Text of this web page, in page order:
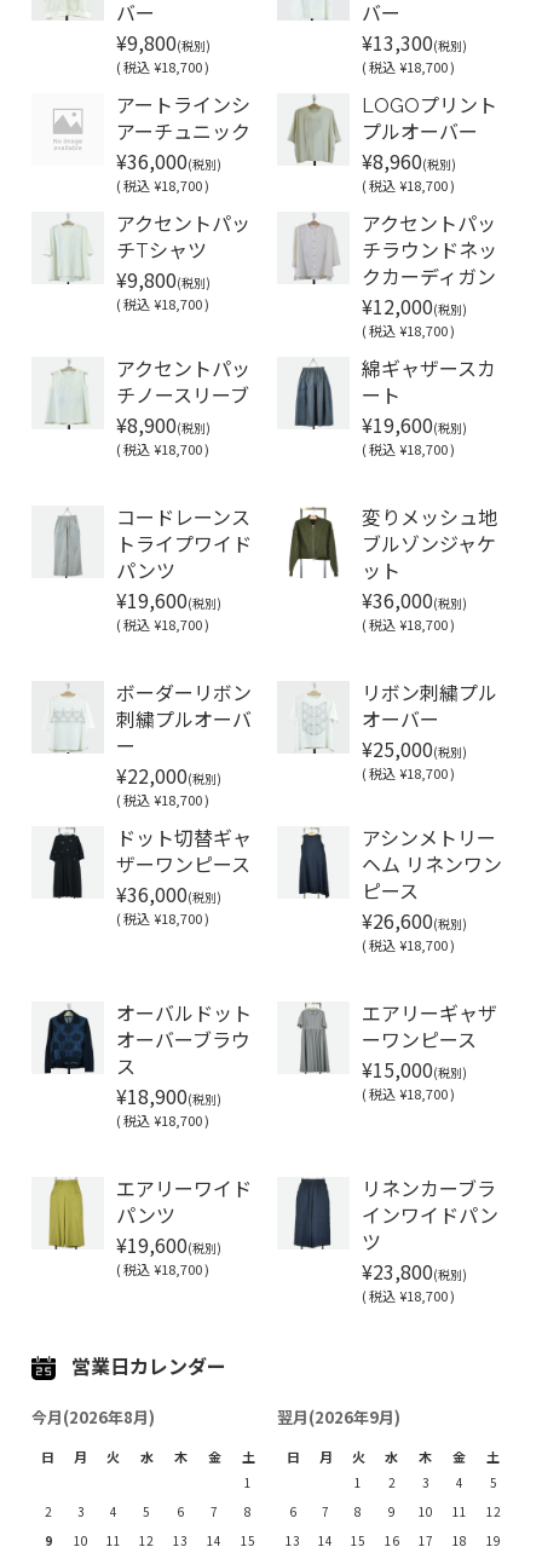
バー
¥9,800(税別)
(税込¥18,700 )
バー
¥13,300(税別)
(税込 ¥18,700 )
アートラインシ
アーチュニック
¥36,000(税別)
(税込¥18,700 )
LOGOプリント
プルオーバー
¥8,960(税別)
(税込 ¥18,700 )
アクセントパッ
チTシャツ
¥9,800(税別)
(税込¥18,700 )
アクセントパッ
チラウンドネッ
クカーディガン
¥12,000(税別)
(税込 ¥18,700 )
アクセントパッ
チノースリーブ
¥8,900(税別)
(税込¥18,700 )
綿ギャザースカ
ート
¥19,600(税別)
(税込 ¥18,700 )
コードレーンス
トライプワイド
パンツ
¥19,600(税別)
(税込¥18,700 )
変りメッシュ地
ブルゾンジャケ
ット
¥36,000(税別)
(税込 ¥18,700 )
ボーダーリボン
刺繍プルオーバ
ー
¥22,000(税別)
(税込¥18,700 )
リボン刺繍プル
オーバー
¥25,000(税別)
(税込 ¥18,700 )
ドット切替ギャ
ザーワンピース
¥36,000(税別)
(税込¥18,700 )
アシンメトリー
ヘム リネンワン
ピース
¥26,600(税別)
(税込 ¥18,700 )
オーバルドット
オーバーブラウ
ス
¥18,900(税別)
(税込¥18,700 )
エアリーギャザ
ーワンピース
¥15,000(税別)
(税込 ¥18,700 )
エアリーワイド
パンツ
¥19,600(税別)
(税込¥18,700 )
リネンカーブラ
インワイドパン
ツ
¥23,800(税別)
(税込 ¥18,700 )
営業日カレンダー
今月(2026年8月)
日 月 火 水 木 金 土
1
2
3 4 5 6 7
8
9
10 11 12 13 14 15
翌月(2026年9月)
日 月 火 水 木 金 土
1 2 3 4
5
6
7 8 9 10 11
12
13
14 15 16 17 18 19